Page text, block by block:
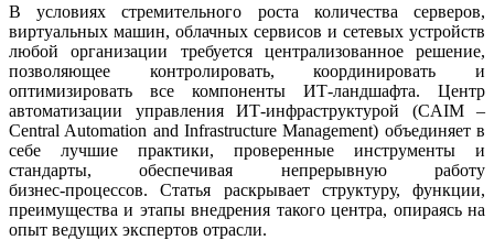
В условиях стремительного роста количества серверов,
виртуальных машин, облачных сервисов и сетевых устройств
любой организации требуется централизованное решение,
позволяющее контролировать, координировать и
оптимизировать все компоненты ИТ‑ландшафта. Центр
автоматизации управления ИТ‑инфраструктурой (CAIM –
Central Automation and Infrastructure Management) объединяет в
себе лучшие практики, проверенные инструменты и
стандарты, обеспечивая непрерывную работу
бизнес‑процессов. Статья раскрывает структуру, функции,
преимущества и этапы внедрения такого центра, опираясь на
опыт ведущих экспертов отрасли.